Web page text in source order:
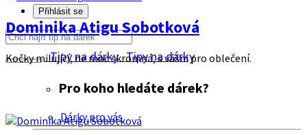
Přihlásit se
Tipy na dárkyTipy na dárky
Pro koho hledáte dárek?
Dárky pro vás
Dominika Atigu Sobotková
Kočky milující, ne moc skromná, s vášni pro oblečení.